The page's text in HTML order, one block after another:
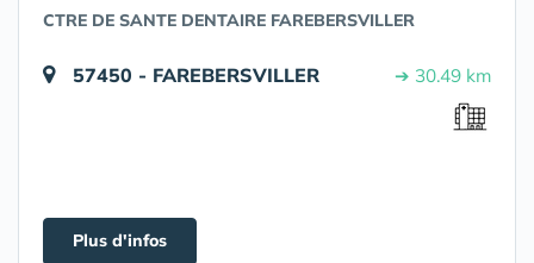
CTRE DE SANTE DENTAIRE FAREBERSVILLER
57450 - FAREBERSVILLER ➔ 30.49 km
Plus d'infos